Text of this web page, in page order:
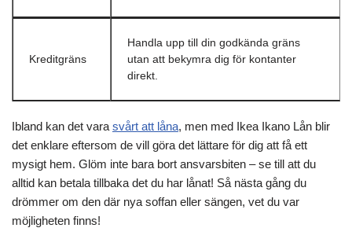
Kreditgräns
Handla upp till din godkända gräns
utan att bekymra dig för kontanter
direkt.
Ibland kan det vara svårt att låna, men med Ikea Ikano Lån blir
det enklare eftersom de vill göra det lättare för dig att få ett
mysigt hem. Glöm inte bara bort ansvarsbiten – se till att du
alltid kan betala tillbaka det du har lånat! Så nästa gång du
drömmer om den där nya soffan eller sängen, vet du var
möjligheten finns!